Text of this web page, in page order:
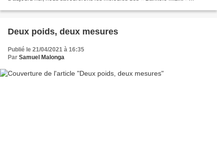
Deux poids, deux mesures
Publié le 21/04/2021 à 16:35
Par Samuel Malonga